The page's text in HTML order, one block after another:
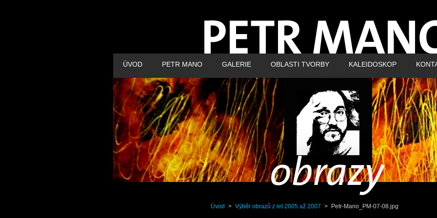
Úvod > Výběr obrazů z let 2005 až 2007 > Petr-Mano_PM-07-08.jpg
ÚVOD PETR MANO GALERIE OBLASTI TVORBY KALEIDOSKOP